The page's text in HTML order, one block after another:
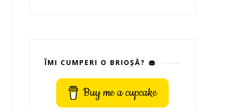
ÎMI CUMPERI O BRIOȘĂ? 🧁
Buy me a cupcake